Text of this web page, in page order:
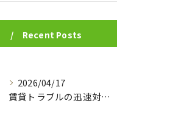
Recent Posts
2026/04/17
賃貸トラブルの迅速対応と安心サポートの秘訣